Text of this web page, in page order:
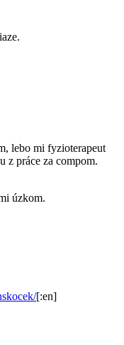
lebo mi fyzioterapeut
z práce za compom.
úzkom.
[:en]